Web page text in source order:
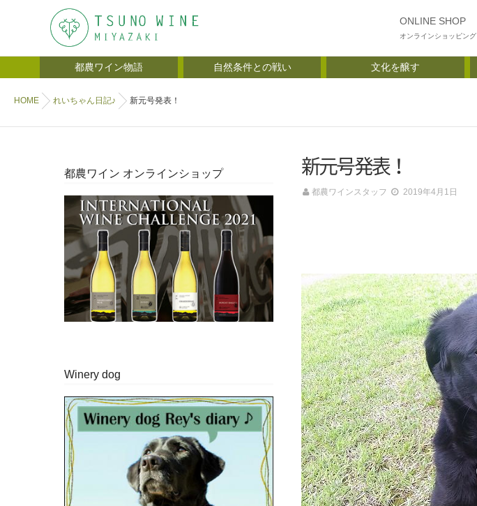
ONLINE SHOP
オンラインショッピング
都農ワイン物語 自然条件との戦い 文化を醸す
HOME れいちゃん日記♪ 新元号発表！
新元号発表！
都農ワインスタッフ 2019年4月1日
都農ワイン オンラインショップ
Winery dog